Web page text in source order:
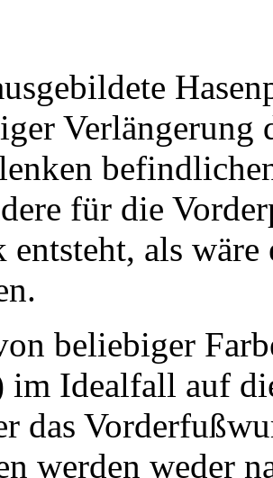
Verlängerung
für die
als
beliebiger
im Idealfall auf
das
werden weder